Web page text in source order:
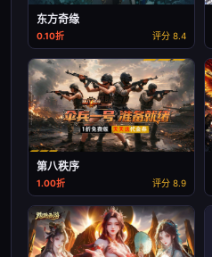
东方奇缘
0.10折 评分 8.4
第八秩序
1.00折 评分 8.9